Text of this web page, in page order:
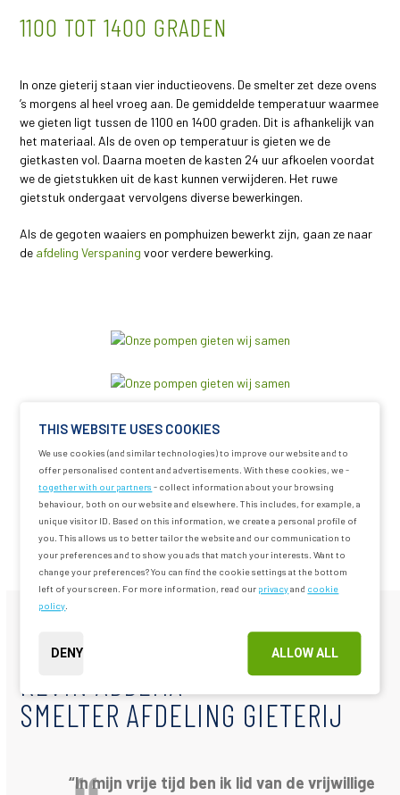
THIS WEBSITE USES COOKIES
We use cookies (and similar technologies) to improve our website and to
offer personalised content and advertisements. With these cookies, we -
together with our partners - collect information about your browsing
behaviour, both on our website and elsewhere. This includes, for example, a
unique visitor ID. Based on this information, we create a personal profile of
you. This allows us to better tailor the website and our communication to
your preferences and to show you ads that match your interests. Want to
change your preferences? You can find the cookie settings at the bottom
left of your screen. For more information, read our privacyand cookie
policy
DENY ALLOW ALL
1100 TOT 1400 GRADEN
In onze gieterij staan vier inductieovens. De smelter zet deze ovens
’s morgens al heel vroeg aan. De gemiddelde temperatuur waarmee
we gieten ligt tussen de 1100 en 1400 graden. Dit is afhankelijk van
het materiaal. Als de oven op temperatuur is gieten we de
gietkasten vol. Daarna moeten de kasten 24 uur afkoelen voordat
we de gietstukken uit de kast kunnen verwijderen. Het ruwe
gietstuk ondergaat vervolgens diverse bewerkingen.
Als de gegoten waaiers en pomphuizen bewerkt zijn, gaan ze naar
de afdeling Verspaning voor verdere bewerking.
Ben je benieuwd naar de rest van het proces?
ONZE POMPEN MONTEREN WIJ SAMEN
KEVIN ABBEMA
SMELTER AFDELING GIETERIJ
“In mijn vrije tijd ben ik lid van de vrijwillige